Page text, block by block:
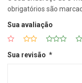
obrigatórios são
Sua avaliação
Sua revisão *